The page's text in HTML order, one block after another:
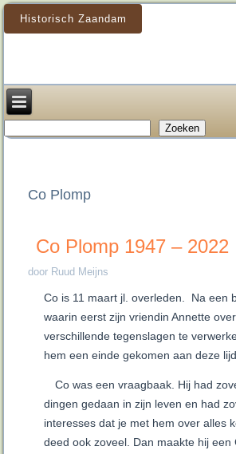
Historisch Zaandam
Zoeken
Co Plomp
Co Plomp 1947 – 2022
door Ruud Meijns
Co is 11 maart jl. overleden. Na een
waarin eerst zijn vriendin Annette
verschillende tegenslagen te
hem een einde gekomen aan deze
Co was een vraagbaak. Hij had
dingen gedaan in zijn leven en had
interesses dat je met hem over alles
deed ook zoveel. Dan maakte hij een